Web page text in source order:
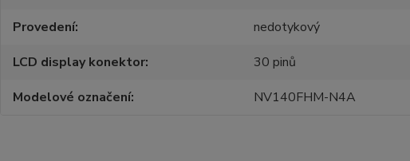
Provedení
nedotykový
LCD display konektor
30 pinů
Modelové označení
NV140FHM-N4A